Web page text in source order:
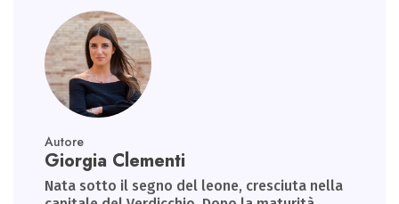
Autore
Giorgia Clementi
Nata sotto il segno del leone, cresciuta nella